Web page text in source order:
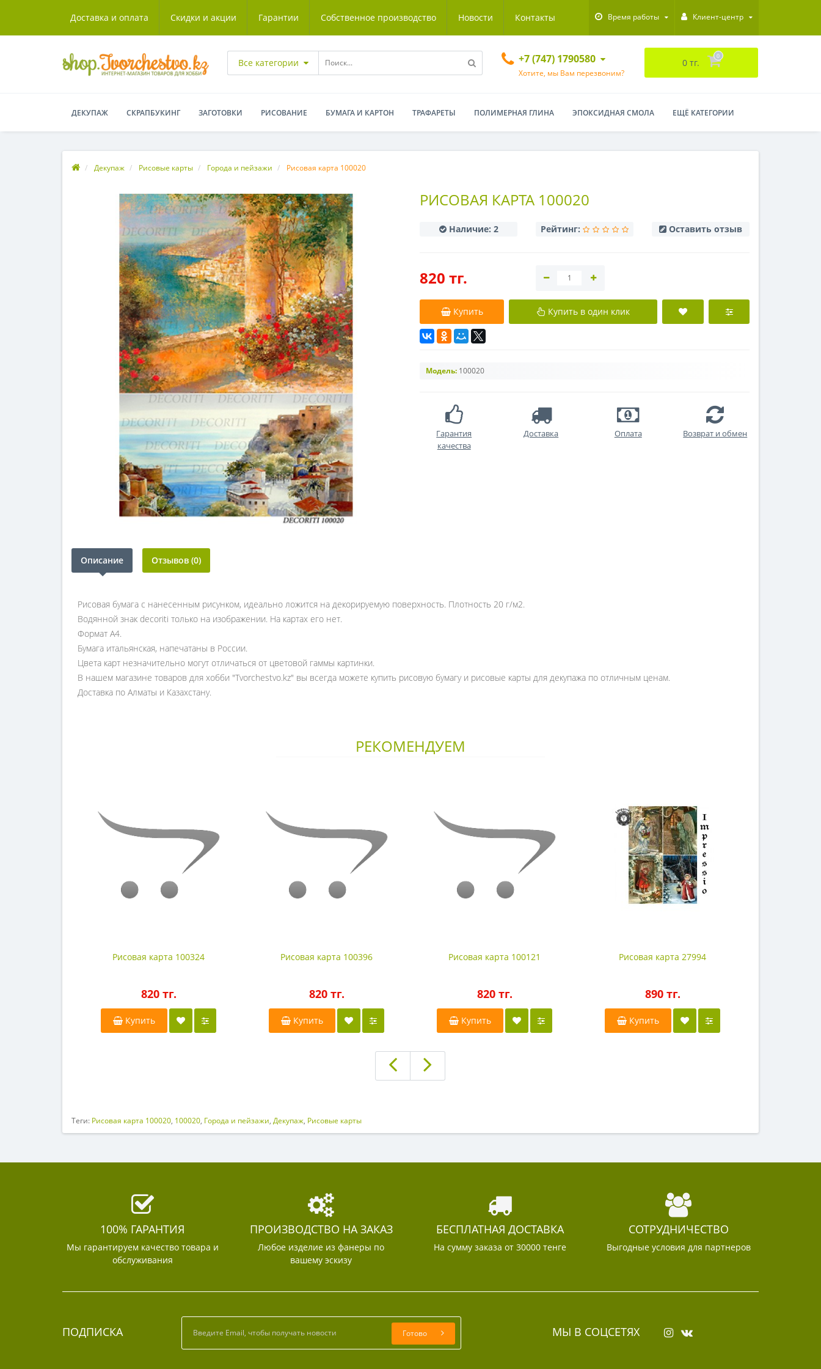
Доставка и оплата Скидки и акции Гарантии Собственное производство Новости Контакты Время работы Клиент-центр
Все категории +7 (747) 1790580
Хотите, мы Вам перезвоним?
0 тг.
0
ДЕКУПАЖ СКРАПБУКИНГ ЗАГОТОВКИ РИСОВАНИЕ БУМАГА И КАРТОН ТРАФАРЕТЫ ПОЛИМЕРНАЯ ГЛИНА ЭПОКСИДНАЯ СМОЛА ЕЩЁ КАТЕГОРИИ
Декупаж Рисовые карты Города и пейзажи Рисовая карта 100020
РИСОВАЯ КАРТА 100020
Наличие: 2 Рейтинг: Оставить отзыв
820 тг.
Купить Купить в один клик
Модель: 100020
Гарантия
качества
Доставка Оплата Возврат и обмен
Описание Отзывов (0)
Рисовая бумага с нанесенным рисунком, идеально ложится на декорируемую поверхность. Плотность 20 г/м2.
Водянной знак decoriti только на изображении. На картах его нет.
Формат А4.
Бумага итальянская, напечатаны в России.
Цвета карт незначительно могут отличаться от цветовой гаммы картинки.
В нашем магазине товаров для хобби "Tvorchestvo.kz" вы всегда можете купить рисовую бумагу и рисовые карты для декупажа по отличным ценам.
Доставка по Алматы и Казахстану.
РЕКОМЕНДУЕМ
Рисовая карта 100324
820 тг.
Купить
Рисовая карта 100396
820 тг.
Купить
Рисовая карта 100121
820 тг.
Купить
Рисовая карта 27994
890 тг.
Купить
Теги: Рисовая карта 100020, 100020, Города и пейзажи, Декупаж, Рисовые карты
100% ГАРАНТИЯ
Мы гарантируем качество товара и
обслуживания
ПРОИЗВОДСТВО НА ЗАКАЗ
Любое изделие из фанеры по
вашему эскизу
БЕСПЛАТНАЯ ДОСТАВКА
На сумму заказа от 30000 тенге
СОТРУДНИЧЕСТВО
Выгодные условия для партнеров
ПОДПИСКА Готово МЫ В СОЦСЕТЯХ